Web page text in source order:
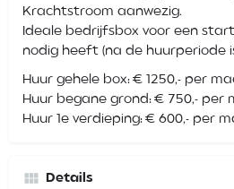
Krachtstroom aanwezig.
Ideale bedrijfsbox voor een
nodig heeft (na de huurperiode
Huur gehele box: € 1250,- per
Huur begane grond: € 750,- per
Huur 1e verdieping: € 600,- per
Details